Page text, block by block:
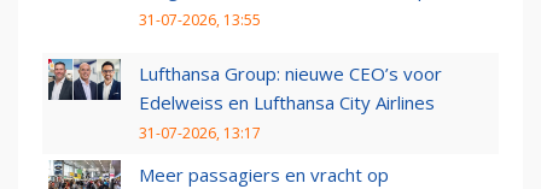
31-07-2026, 13:55
Lufthansa Group: nieuwe CEO’s voor
Edelweiss en Lufthansa City Airlines
31-07-2026, 13:17
Meer passagiers en vracht op